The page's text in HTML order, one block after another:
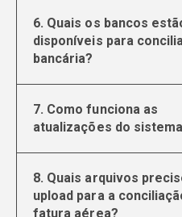
6. Quais os bancos
disponíveis para
bancária?
7. Como funciona as
atualizações do
8. Quais arquivos
upload para a
fatura aérea?